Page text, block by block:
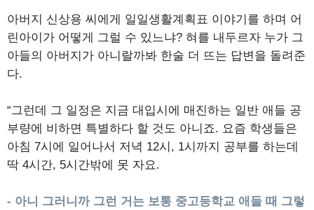
아버지 신상용 씨에게 일일생활계획표 이야기를 하며 어
린아이가 어떻게 그럴 수 있느냐? 혀를 내두르자 누가 그
아들의 아버지가 아니랄까봐 한술 더 뜨는 답변을 돌려준
다.
“그런데 그 일정은 지금 대입시에 매진하는 일반 애들 공
부량에 비하면 특별하다 할 것도 아니죠. 요즘 학생들은
아침 7시에 일어나서 저녁 12시, 1시까지 공부를 하는데
딱 4시간, 5시간밖에 못 자요.
- 아니 그러니까 그런 거는 보통 중고등학교 애들 때 그렇